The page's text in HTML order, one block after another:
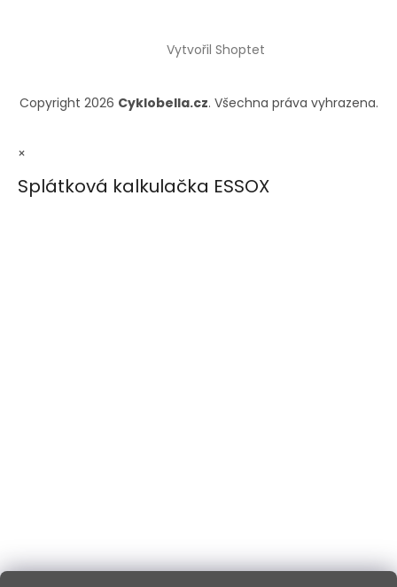
Vytvořil Shoptet
Copyright 2026 Cyklobella.cz. Všechna práva vyhrazena.
×
Splátková kalkulačka ESSOX